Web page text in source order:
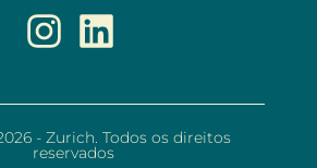
- Zurich. Todos os direitos
reservados